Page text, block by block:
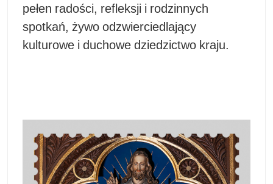
pełen radości, refleksji i rodzinnych
spotkań, żywo odzwierciedlający
kulturowe i duchowe dziedzictwo kraju.